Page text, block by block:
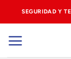
SEGURIDAD Y